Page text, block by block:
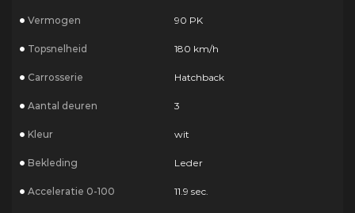
Vermogen 90 PK
Topsnelheid 180 km/h
Carrosserie Hatchback
Aantal deuren 3
Kleur wit
Bekleding Leder
Acceleratie 0-100 11.9 sec.